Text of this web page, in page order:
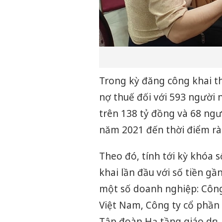
Trong kỳ đăng công khai
nợ thuế đối với 593 người
trên 138 tỷ đồng và 68
năm 2021 đến thời điểm
Theo đó, tính tới kỳ khóa
khai lần đầu với số tiền
một số doanh nghiệp:
Việt Nam, Công ty cổ